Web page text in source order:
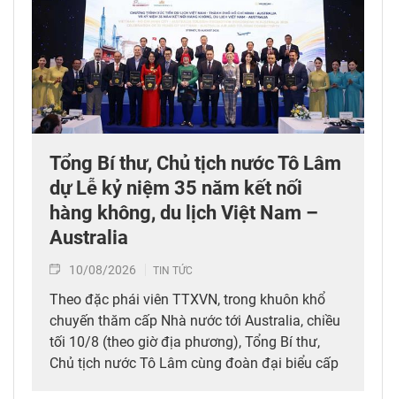
Tổng Bí thư, Chủ tịch nước Tô Lâm
dự Lễ kỷ niệm 35 năm kết nối
hàng không, du lịch Việt Nam –
Australia
10/08/2026 TIN TỨC
Theo đặc phái viên TTXVN, trong khuôn khổ
chuyến thăm cấp Nhà nước tới Australia, chiều
tối 10/8 (theo giờ địa phương), Tổng Bí thư,
Chủ tịch nước Tô Lâm cùng đoàn đại biểu cấp